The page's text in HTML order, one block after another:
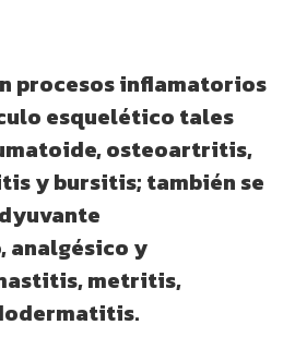
procesos inflamatorios
esquelético tales
osteoartritis,
y bursitis; también se
y
metritis,